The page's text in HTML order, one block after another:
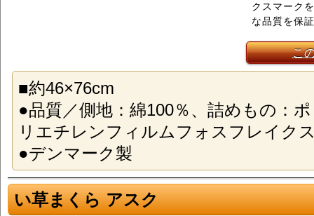
クスマーク
な品質を保
こ
■約46×76cm
●品質／側地：綿100％、詰めもの：
リエチレンフィルムフォスフレイク
●デンマーク製
い草まくら アスク